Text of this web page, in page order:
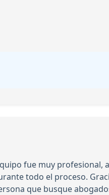
fue muy
todo el proceso.
que busque